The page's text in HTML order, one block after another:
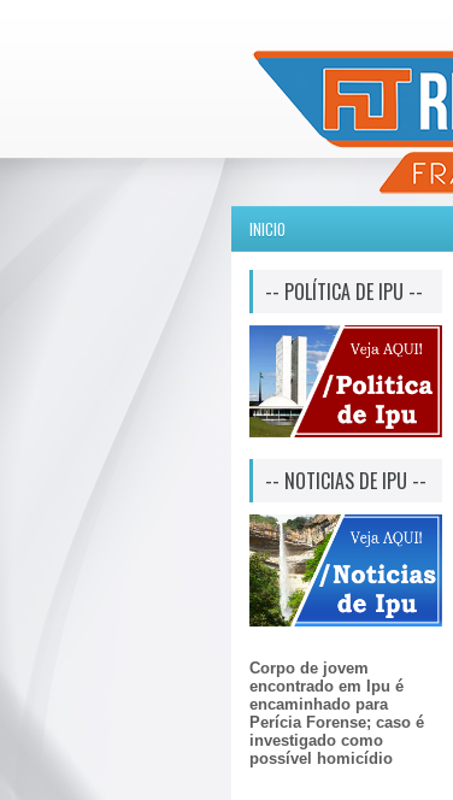
INICIO
-- POLÍTICA DE IPU --
-- NOTICIAS DE IPU --
Corpo de jovem
encontrado em Ipu é
encaminhado para
Perícia Forense; caso é
investigado como
possível homicídio